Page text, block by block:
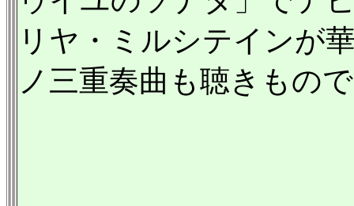
リヤ・ミルシテインが
ノ三重奏曲も聴きもの